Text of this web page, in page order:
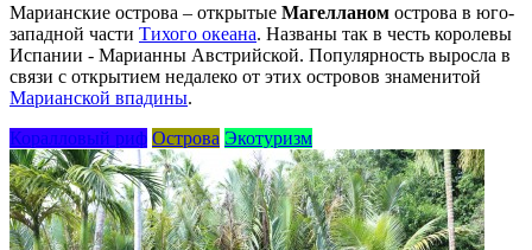
Марианские острова – открытые Магелланом острова в юго-
западной части Тихого океана. Названы так в честь королевы
Испании - Марианны Австрийской. Популярность выросла в
связи с открытием недалеко от этих островов знаменитой
Марианской впадины.
Коралловый риф Острова Экотуризм